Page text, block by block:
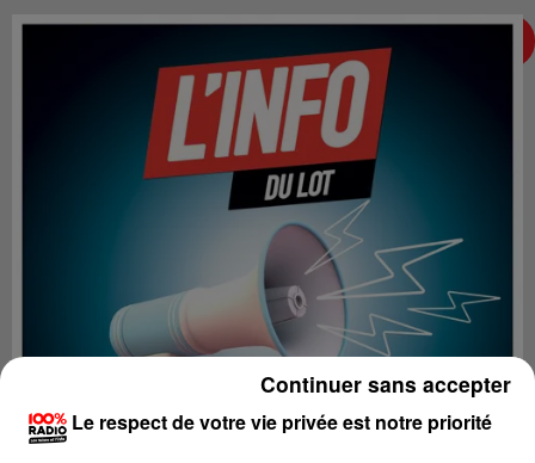
Le respect de votre vie privée est notre priorité
Continuer sans accepter